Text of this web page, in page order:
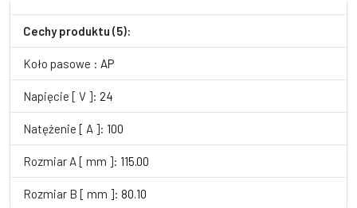
Cechy produktu (5):
Koło pasowe : AP
Napięcie [ V ]: 24
Natężenie [ A ]: 100
Rozmiar A [ mm ]: 115.00
Rozmiar B [ mm ]: 80.10